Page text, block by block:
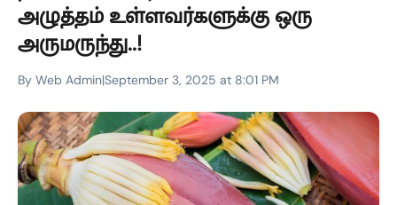
அழுத்தம் உள்ளவர்களுக்கு ஒரு
அருமருந்து..!
By Web Admin|September 3, 2025 at 8:01 PM